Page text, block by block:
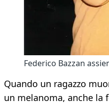
Federico Bazzan
Quando un ragazzo
un melanoma, anche la